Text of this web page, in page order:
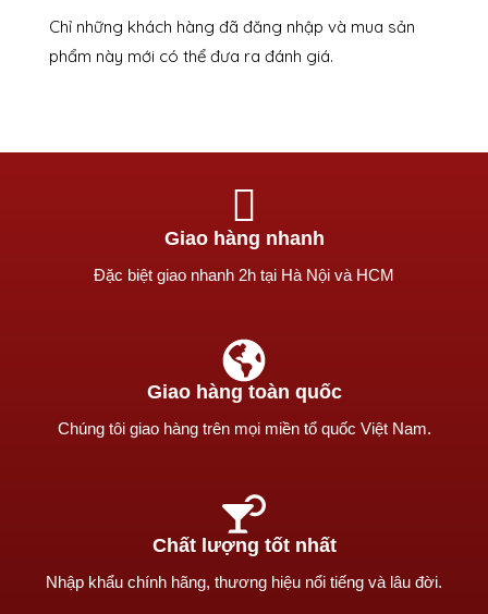
Chỉ những khách hàng đã đăng nhập và mua sản
phẩm này mới có thể đưa ra đánh giá.
Giao hàng nhanh
Ðặc biệt giao nhanh 2h tại Hà Nội và HCM
Giao hàng toàn quốc
Chúng tôi giao hàng trên mọi miền tổ quốc Việt Nam.
Chất lượng tốt nhất
Nhập khẩu chính hãng, thương hiệu nổi tiếng và lâu đời.